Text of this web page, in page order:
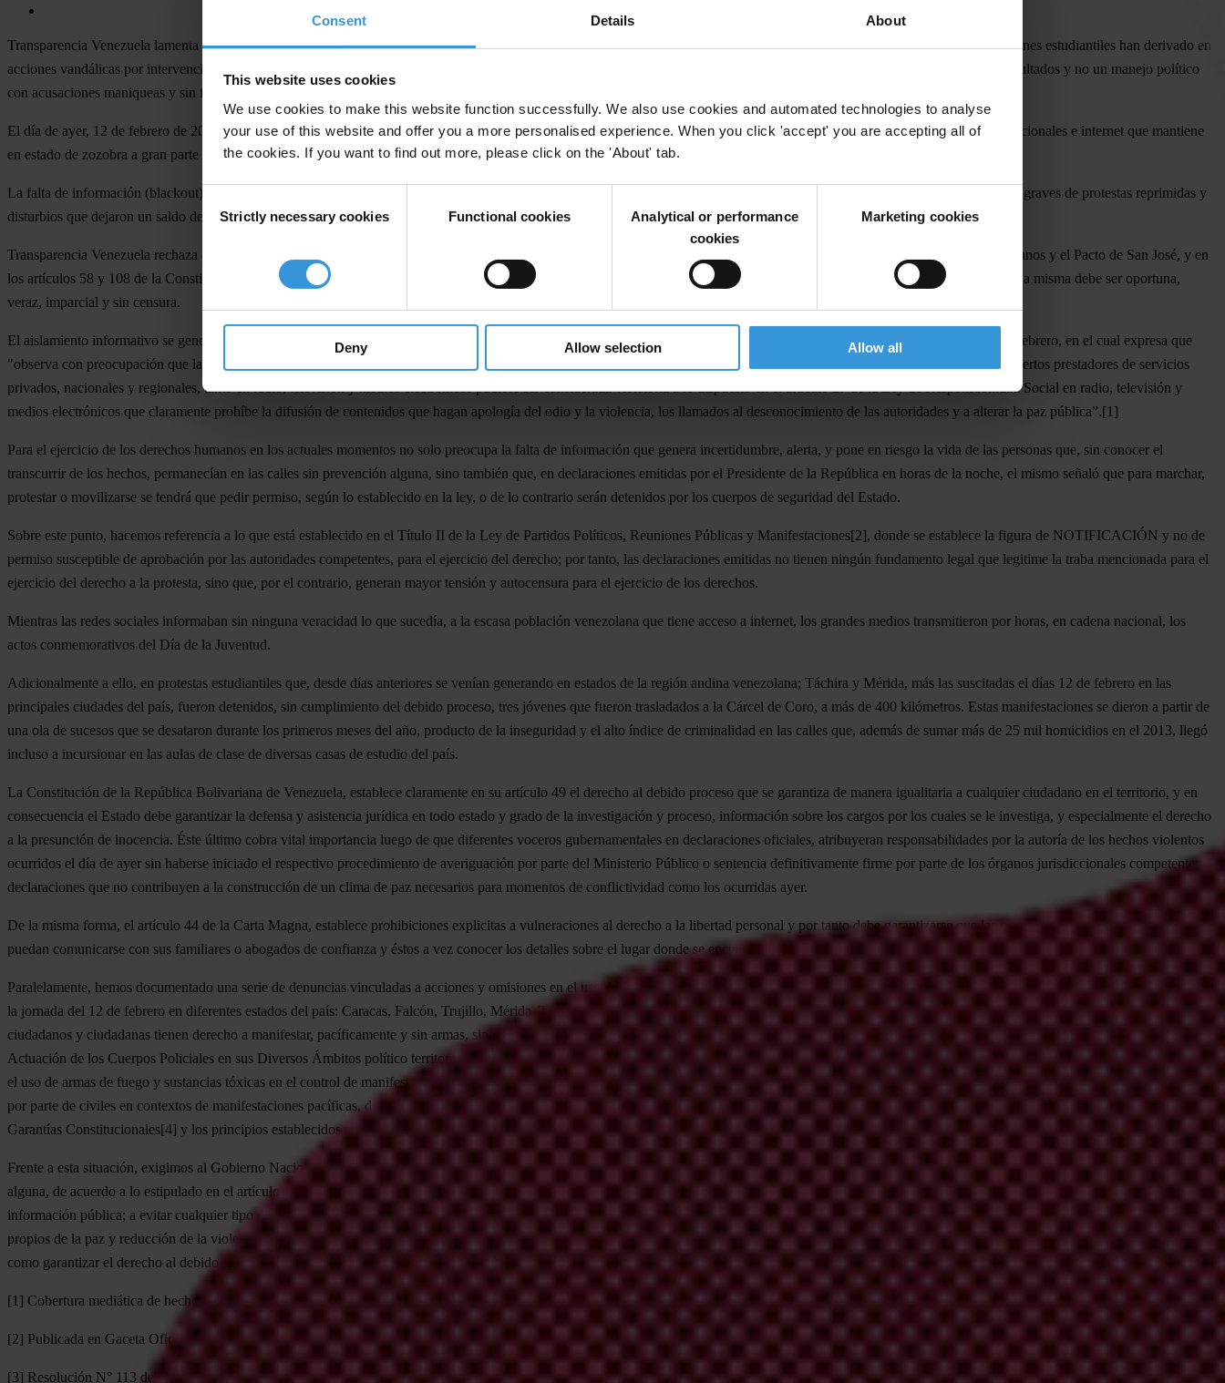
Consent Details About
This website uses cookies
We use cookies to make this website function successfully. We also use cookies and automated technologies to analyse
your use of this website and offer you a more personalised experience. When you click 'accept' you are accepting all of
the cookies. If you want to find out more, please click on the 'About' tab.
Consent
Selection
Strictly necessary cookies Functional cookies
Analytical or performance
cookies
Marketing cookies
Deny Allow selection Allow all
Transparencia Venezuela lamenta la pérdida de tres venezolanos en el día de ayer y los hechos de violencia que se viene produciendo desde el pasado lunes, cuando manifestaciones estudiantiles han derivado en
acciones vandálicas por intervención de grupos armados o fuerza pública. Todo ello requiere una investigación transparente y apegada a derecho que genere confianza en los resultados y no un manejo político
con acusaciones maniqueas y sin fundamento.
El día de ayer, 12 de febrero de 2014, se vulneró el derecho a saber de los venezolanos por el bloqueo informativo en los medios de comunicación nacionales, regionales, internacionales e internet que mantiene
en estado de zozobra a gran parte de la población.
La falta de información (blackout) de los más importantes medios de comunicación nacional, se producía mientras en las grandes ciudades del país se suscitaban acontecimientos graves de protestas reprimidas y
disturbios que dejaron un saldo de tres fallecidos, más de 20 heridos y un número aún no determinado de detenidos.
Transparencia Venezuela rechaza el bloqueo informativo y recuerda que en el derecho de acceso a la información, establecido en la Declaración Universal de los Derechos Humanos y el Pacto de San José, y en
los artículos 58 y 108 de la Constitución de la República Bolivariana de Venezuela, no solo responsabilizan al Estado de garantizar el acceso universal a la información sino que la misma debe ser oportuna,
veraz, imparcial y sin censura.
El aislamiento informativo se generó a partir de la circulación de un comunicado de Conatel (Comisión de Responsabilidad Social en Radio y Televisión) el día miércoles 11 de febrero, en el cual expresa que
"observa con preocupación que la cobertura mediática que están recibiendo los lamentables hechos de violencia generados en algunos lugares específicos del país, por parte de ciertos prestadores de servicios
privados, nacionales y regionales, tanto en radio, televisión y medios electrónicos pudiese ser considerada violatoria a lo dispuesto en el artículo 27 de la Ley de Responsabilidad Social en radio, televisión y
medios electrónicos que claramente prohíbe la difusión de contenidos que hagan apología del odio y la violencia, los llamados al desconocimiento de las autoridades y a alterar la paz pública”.[1]
Para el ejercicio de los derechos humanos en los actuales momentos no solo preocupa la falta de información que genera incertidumbre, alerta, y pone en riesgo la vida de las personas que, sin conocer el
transcurrir de los hechos, permanecían en las calles sin prevención alguna, sino también que, en declaraciones emitidas por el Presidente de la República en horas de la noche, el mismo señaló que para marchar,
protestar o movilizarse se tendrá que pedir permiso, según lo establecido en la ley, o de lo contrario serán detenidos por los cuerpos de seguridad del Estado.
Sobre este punto, hacemos referencia a lo que está establecido en el Título II de la Ley de Partidos Políticos, Reuniones Públicas y Manifestaciones[2], donde se establece la figura de NOTIFICACIÓN y no de
permiso susceptible de aprobación por las autoridades competentes, para el ejercicio del derecho; por tanto, las declaraciones emitidas no tienen ningún fundamento legal que legitime la traba mencionada para el
ejercicio del derecho a la protesta, sino que, por el contrario, generan mayor tensión y autocensura para el ejercicio de los derechos.
Mientras las redes sociales informaban sin ninguna veracidad lo que sucedía, a la escasa población venezolana que tiene acceso a internet, los grandes medios transmitieron por horas, en cadena nacional, los
actos conmemorativos del Día de la Juventud.
Adicionalmente a ello, en protestas estudiantiles que, desde días anteriores se venían generando en estados de la región andina venezolana; Táchira y Mérida, más las suscitadas el días 12 de febrero en las
principales ciudades del país, fueron detenidos, sin cumplimiento del debido proceso, tres jóvenes que fueron trasladados a la Cárcel de Coro, a más de 400 kilómetros. Estas manifestaciones se dieron a partir de
una ola de sucesos que se desataron durante los primeros meses del año, producto de la inseguridad y el alto índice de criminalidad en las calles que, además de sumar más de 25 mil homicidios en el 2013, llegó
incluso a incursionar en las aulas de clase de diversas casas de estudio del país.
La Constitución de la República Bolivariana de Venezuela, establece claramente en su artículo 49 el derecho al debido proceso que se garantiza de manera igualitaria a cualquier ciudadano en el territorio, y en
consecuencia el Estado debe garantizar la defensa y asistencia jurídica en todo estado y grado de la investigación y proceso, información sobre los cargos por los cuales se le investiga, y especialmente el derecho
a la presunción de inocencia. Éste último cobra vital importancia luego de que diferentes voceros gubernamentales en declaraciones oficiales, atribuyeran responsabilidades por la autoría de los hechos violentos
ocurridos el día de ayer sin haberse iniciado el respectivo procedimiento de averiguación por parte del Ministerio Público o sentencia definitivamente firme por parte de los órganos jurisdiccionales competentes,
declaraciones que no contribuyen a la construcción de un clima de paz necesarios para momentos de conflictividad como los ocurridas ayer.
De la misma forma, el artículo 44 de la Carta Magna, establece prohibiciones explicitas a vulneraciones al derecho a la libertad personal y por tanto debe garantizarse que las personas en situación de detención
puedan comunicarse con sus familiares o abogados de confianza y éstos a vez conocer los detalles sobre el lugar donde se encuentra la persona detenida.
Paralelamente, hemos documentado una serie de denuncias vinculadas a acciones y omisiones en el uso desproporcionado de la fuerza y actuación ante hechos de violencia por parte de cuerpos policiales durante
la jornada del 12 de febrero en diferentes estados del país: Caracas, Falcón, Trujillo, Mérida, Táchira, Carabobo y Aragua. Al respecto recordamos que según el Artículo 68 de la Carta Magna, establece que los
ciudadanos y ciudadanas tienen derecho a manifestar, pacíficamente y sin armas, sin otros requisitos establecidos en la ley, por lo que (en concordancia con el numeral 9 del artículo 21 de las Normas Sobre la
Actuación de los Cuerpos Policiales en sus Diversos Ámbitos político territoriales para garantizar el orden público, la paz social y la convivencia ciudadana en reuniones públicas y manifestaciones[3]), se prohíbe
el uso de armas de fuego y sustancias tóxicas en el control de manifestaciones pacíficas. Su uso, y ello incluye la omisión de funcionarios adscritos a cuerpos de seguridad del Estado que permiten su utilización
por parte de civiles en contextos de manifestaciones pacíficas, deriva en vulneraciones a los derechos humanos reconocidos en nuestra legislación, de acuerdo a lo previsto en la Ley Orgánica de Amparos y
Garantías Constitucionales[4] y los principios establecidos en el Código de Conducta para Funcionarios encargados de hacer cumplir la Ley de las Naciones Unidas[5]. A las piedras no se responde con balas.
Frente a esta situación, exigimos al Gobierno Nacional la garantía plena que debe ofrecer el Estado, en cumplimiento de sus obligaciones adquiridas, para el ejercicio de los derechos humanos sin discriminación
alguna, de acuerdo a lo estipulado en el artículo 19 de la Constitución de la República Bolivariana de Venezuela. Mas puntualmente, que promueva y garantice el ejercicio del derecho al libre acceso a la
información pública; a evitar cualquier tipo de criminalización de la protesta y cualquier actor social que ejerza este derecho; incluir un discurso oficial que en gesto y verbo sea coherente con los principios
propios de la paz y reducción de la violencia; evitar emitir juicios de valor sobre los hechos sin que se hayan culminado las investigaciones realizadas por las autoridades competentes y autorizadas para ello, así
como garantizar el derecho al debido proceso a todas las personas que se encuentran en estado de detención y bajo el resguardo del Estado en instituciones destinadas para ello.
[1] Cobertura mediática de hechos de violencia podría violar artículo 27 de la Ley de Responsabilidad Social. http://ow.ly/tBjRZ
[2] Publicada en Gaceta Oficial Extraordinaria N° 6.013 de fecha 23 de diciembre de 2010.
[3] Resolución N° 113 del Ministerio del Poder Popular para Relaciones Interiores y Justicia, publicada en Gaceta Oficial N° 39.658, del 18 de abril de 2011.